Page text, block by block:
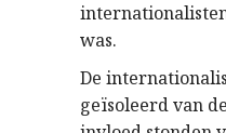
was.
De
geïsoleerd van